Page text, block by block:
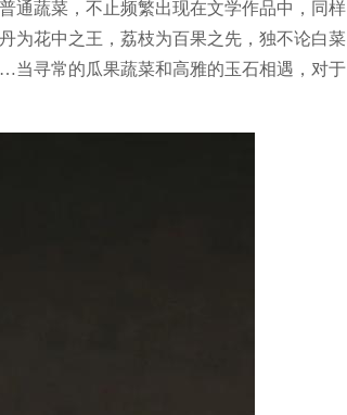
通蔬菜，不止频繁出现在文学作品中，同样
为花中之王，荔枝为百果之先，独不论白菜
寻常的瓜果蔬菜和高雅的玉石相遇，对于